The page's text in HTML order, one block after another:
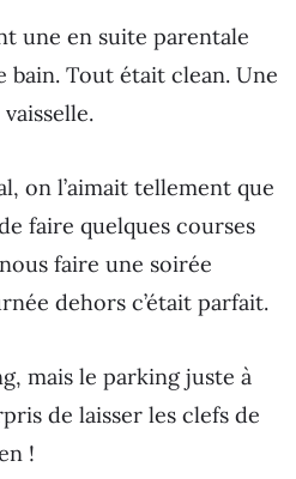
une en suite parentale
bain. Tout était clean. Une
on l’aimait tellement que
faire quelques courses
faire une soirée
dehors c’était parfait.
mais le parking juste à
de laisser les clefs de
!